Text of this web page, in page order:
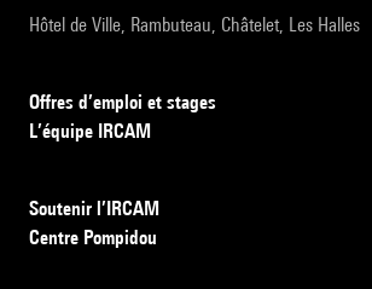
Hôtel de Ville, Rambuteau, Châtelet, Les Halles
Offres d’emploi et stages
L’équipe IRCAM
Soutenir l’IRCAM
Centre Pompidou